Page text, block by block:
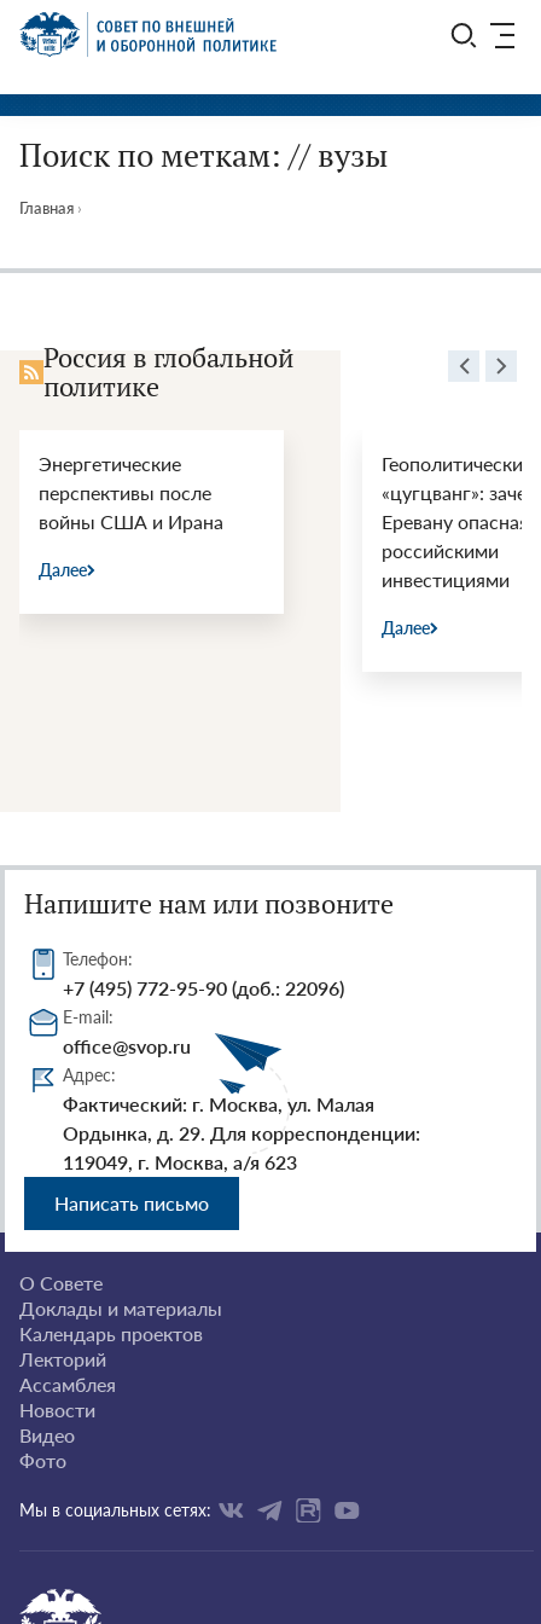
Перейти
СВОП
Поиск по меткам: // вузы
Главная ›
Россия в глобальной
политике
Энергетические
перспективы после
войны США и Ирана
Далее
Геополитический
«цугцванг»: зачем
Еревану опасная
российскими
инвестициями
Далее
Напишите нам или позвоните
Телефон:
+7 (495) 772-95-90 (доб.: 22096)
E-mail:
office@svop.ru
Адрес:
Фактический: г. Москва, ул. Малая
Ордынка, д. 29. Для корреспонденции:
119049, г. Москва, а/я 623
Написать письмо
О Совете
Доклады и материалы
Календарь проектов
Лекторий
Ассамблея
Новости
Видео
Фото
Мы в социальных сетях: